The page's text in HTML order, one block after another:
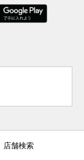
店舗検索